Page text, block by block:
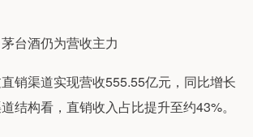
台酒仍为营收主力
销渠道实现营收555.55亿元，同比增长
结构看，直销收入占比提升至约43%。